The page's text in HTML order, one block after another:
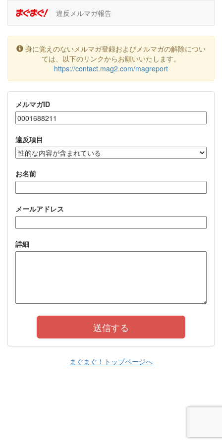
違反メルマガ報告
身に覚えのないメルマガ登録およびメルマガの解除につい
ては、以下のリンクからお願いいたします。
https://contact.mag2.com/magreport
メルマガID
違反項目
お名前
メールアドレス
詳細
まぐまぐ！トップページへ